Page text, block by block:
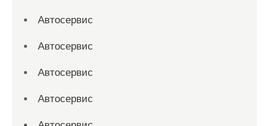
Автосервис
Автосервис
Автосервис
Автосервис